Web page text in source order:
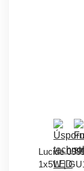
Lucide
1x5W |